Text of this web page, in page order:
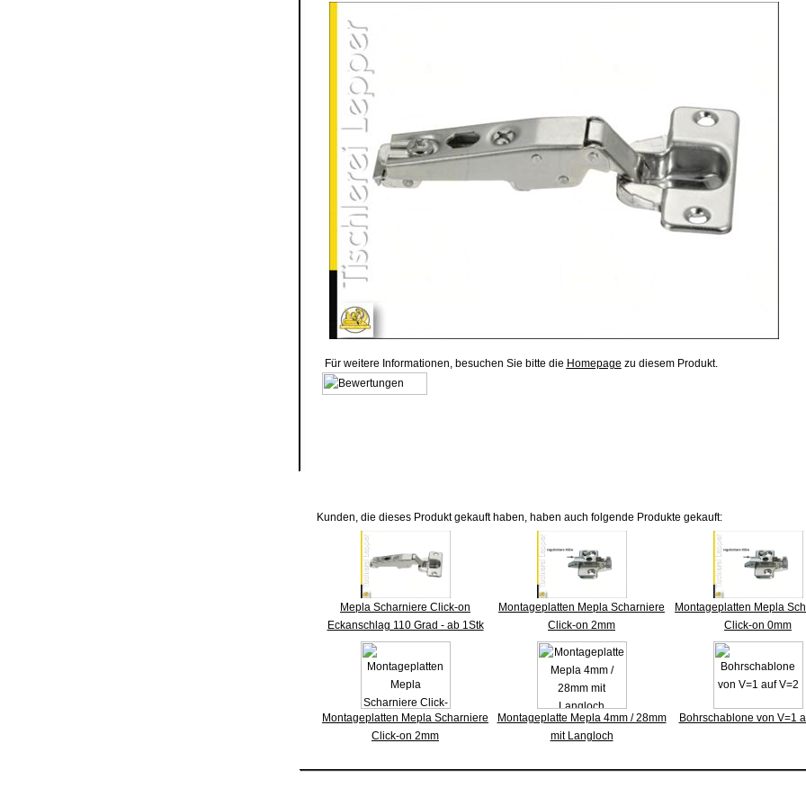
Für weitere Informationen, besuchen Sie bitte die Homepage zu diesem Produkt.
Kunden, die dieses Produkt gekauft haben, haben auch folgende Produkte gekauft:
Mepla Scharniere Click-on
Eckanschlag 110 Grad - ab 1Stk
Montageplatten Mepla Scharniere
Click-on 2mm
Montageplatten Mepla
Click-on 0mm
Montageplatten Mepla Scharniere
Click-on 2mm
Montageplatte Mepla 4mm / 28mm
mit Langloch
Bohrschablone von V=1